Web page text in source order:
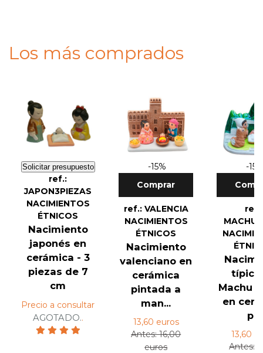
Los más comprados
Solicitar presupuesto
ref.:
JAPON3PIEZAS
NACIMIENTOS
ÉTNICOS
Nacimiento
japonés en
cerámica - 3
piezas de 7
cm
Precio a consultar
AGOTADO..
-15%
Comprar
ref.: VALENCIA
NACIMIENTOS
ÉTNICOS
Nacimiento
valenciano en
cerámica
pintada a
man...
13,60 euros
Antes: 16,00
euros
-
ref.:
típico
Machu
en
p...
13,60
Antes: